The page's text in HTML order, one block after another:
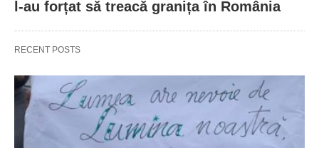
l-au forțat să treacă granița în România
RECENT POSTS